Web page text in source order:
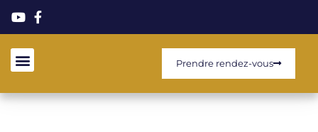
Prendre rendez-vous